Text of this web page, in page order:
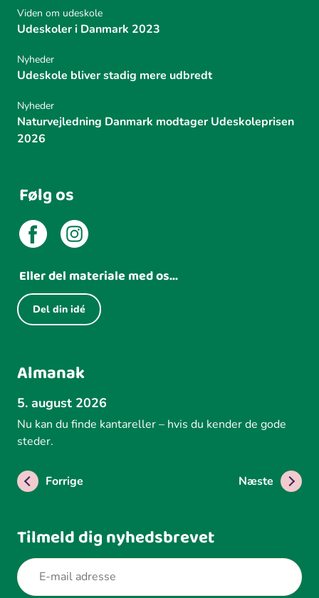
Viden om udeskole
Udeskoler i Danmark 2023
Nyheder
Udeskole bliver stadig mere udbredt
Nyheder
Naturvejledning Danmark modtager Udeskoleprisen
2026
Følg os
Eller del materiale med os...
Del din idé
Almanak
5. august 2026
Nu kan du finde kantareller – hvis du kender de gode
steder.
Forrige Næste
Tilmeld dig nyhedsbrevet